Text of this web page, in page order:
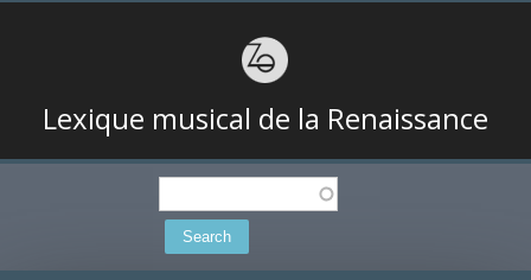
Lexique musical de la Renaissance
Search